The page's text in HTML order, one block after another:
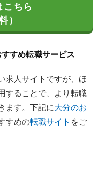
ちら
）
すめ転職サービス
求人サイトですが、ほ
することで、より転職
ます。下記に大分のお
すめの転職サイト をご